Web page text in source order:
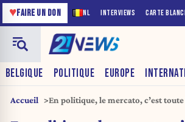
NL INTERVIEWS CARTE
♥FAIRE UN DON
BELGIQUE POLITIQUE EUROPE
Accueil
En politique, le mercato, c’est